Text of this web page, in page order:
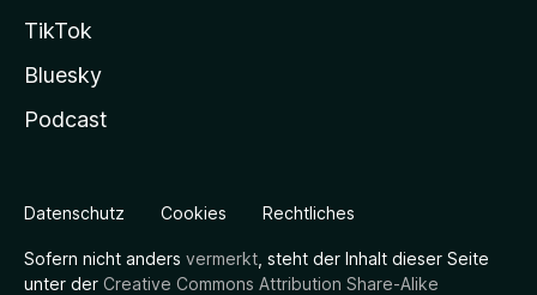
TikTok
Bluesky
Podcast
Datenschutz Cookies Rechtliches
Sofern nicht anders vermerkt , steht der Inhalt dieser Seite
unter der Creative Commons Attribution Share-Alike